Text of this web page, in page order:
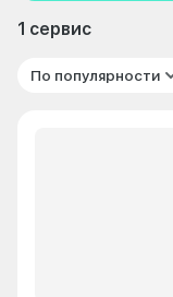
1 сервис
По популярности